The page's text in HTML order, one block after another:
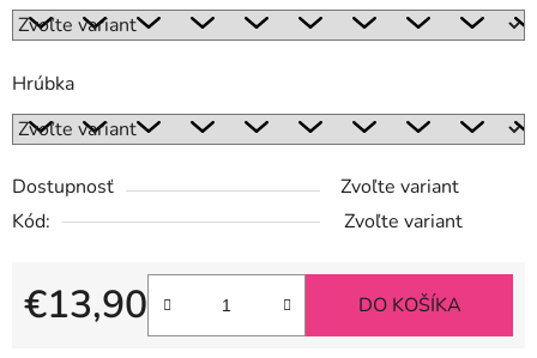
Hrúbka
Dostupnosť
Zvoľte variant
Kód:
Zvoľte variant
€13,90
Jednotková cena:
DO KOŠÍKA